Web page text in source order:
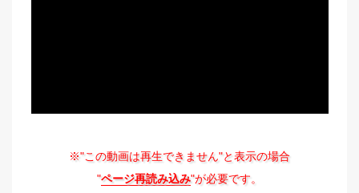
※"この動画は再生できません"と表示の場合
"ページ再読み込み"が必要です。